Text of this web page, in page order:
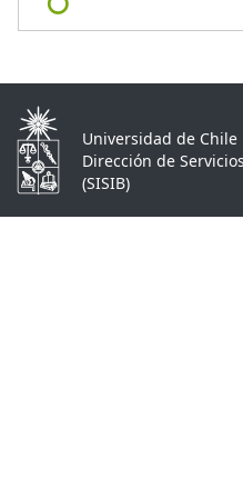
Universidad de Chile
Dirección de
(SISIB)